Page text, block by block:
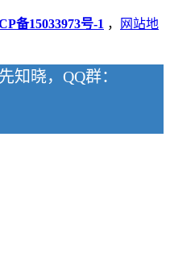
备15033973号-1 ，
网站地
知晓，QQ群：